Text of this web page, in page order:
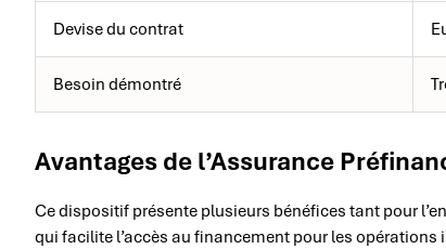
Devise du contrat
Besoin démontré
Avantages de l’Assurance
Ce dispositif présente plusieurs bénéfices tant pour
qui facilite l’accès au financement pour les